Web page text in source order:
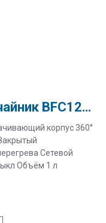
Керамический электрочайник BFC12005 "Летний сад"
корпус 360°
Сетевой
Объём 1 л